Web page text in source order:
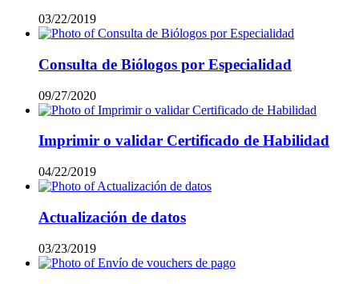
03/22/2019
Consulta de Biólogos por Especialidad
09/27/2020
Imprimir o validar Certificado de Habilidad
04/22/2019
Actualización de datos
03/23/2019